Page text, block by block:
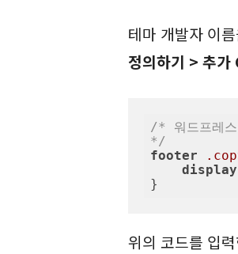
테마 개발자 이
정의하기 > 추가
/* 워드프레
*/
footer
display
}
위의 코드를 입